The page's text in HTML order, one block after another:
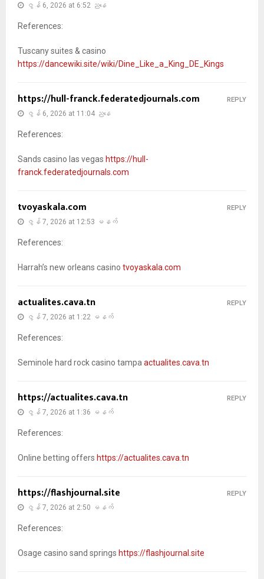
ဇွန် 6, 2026 at 6:52 ညနေ
References:
Tuscany suites & casino
https://dancewiki.site/wiki/Dine_Like_a_King_DE_Kings
https://hull-franck.federatedjournals.com
ဇွန် 6, 2026 at 11:04 ညနေ
References:
Sands casino las vegas https://hull-
franck.federatedjournals.com
REPLY
tvoyaskala.com
ဇွန် 7, 2026 at 12:53 မနက်
References:
Harrah’s new orleans casino tvoyaskala.com
REPLY
actualites.cava.tn
ဇွန် 7, 2026 at 1:22 မနက်
References:
Seminole hard rock casino tampa actualites.cava.tn
REPLY
https://actualites.cava.tn
ဇွန် 7, 2026 at 1:36 မနက်
References:
Online betting offers https://actualites.cava.tn
REPLY
https://flashjournal.site
ဇွန် 7, 2026 at 2:50 မနက်
References:
Osage casino sand springs https://flashjournal.site
REPLY